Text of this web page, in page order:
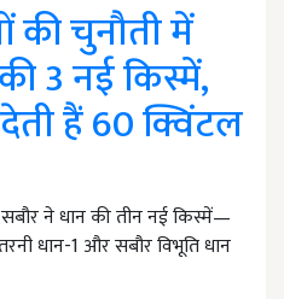
की चुनौती में
3 नई किस्में,
हैं 60 क्विंटल
सबौर ने धान की तीन नई किस्में—
धान-1 और सबौर विभूति धान